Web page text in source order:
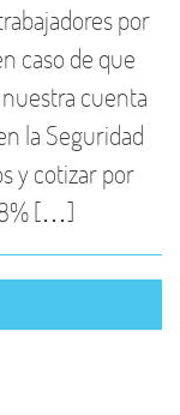
por
caso de que
cuenta
la Seguridad
y cotizar por
[…]